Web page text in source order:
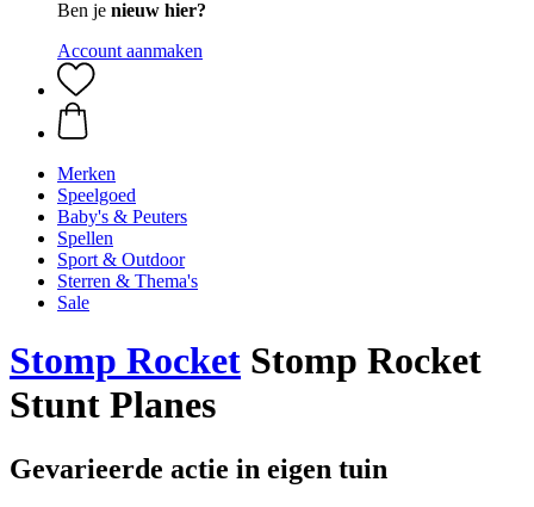
Ben je nieuw hier?
Account aanmaken
Merken
Speelgoed
Baby's & Peuters
Spellen
Sport & Outdoor
Sterren & Thema's
Sale
Stomp Rocket Stomp Rocket
Stunt Planes
Gevarieerde actie in eigen tuin